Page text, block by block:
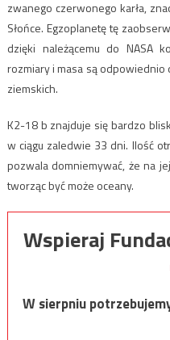
zwanego czerwonego karła,
Słońce. Egzoplanetę tę
dzięki należącemu do NASA
rozmiary i masa są
ziemskich.
K2-18 b znajduje się bardzo
w ciągu zaledwie 33 dni. Ilość
pozwala domniemywać, że na
tworząc być może oceany.
Wspieraj
W sierpniu